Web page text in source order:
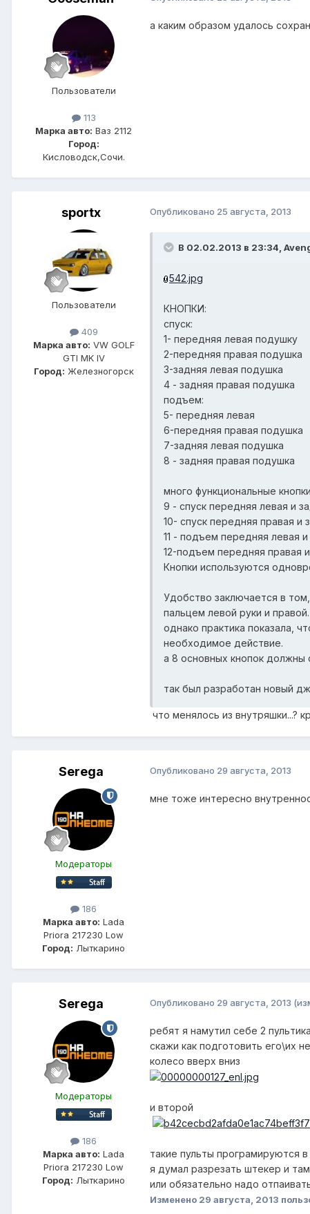
Пользователи
113
Марка авто: Ваз 2112
Город:
Кисловодск,Сочи.
а каким образом удалось
sportx
Пользователи
409
Марка авто: VW GOLF
GTI MK IV
Город: Железногорск
Опубликовано 25 августа, 2013
В 02.02.2013 в 23:34,
542.jpg
КНОПКИ:
спуск:
1- передняя левая подушку
2-передняя правая подушка
3-задняя левая подушка
4 - задняя правая подушка
подъем:
5- передняя левая
6-передняя правая подушка
7-задняя левая подушка
8 - задняя правая подушка
много функциональные
9 - спуск передняя левая и
10- спуск передняя правая и
11 - подъем передняя левая
12-подъем передняя правая
Кнопки используются
Удобство заключается в
пальцем левой руки и правой.
однако практика показала,
необходимое действие.
а 8 основных кнопок должны
так был разработан новый
что менялось из внутряшки...?
Serega
Модераторы
186
Марка авто: Lada
Priora 217230 Low
Город: Лыткарино
Опубликовано 29 августа, 2013
мне тоже интересно
Serega
Модераторы
186
Марка авто: Lada
Priora 217230 Low
Город: Лыткарино
Опубликовано 29 августа, 2013
ребят я намутил себе 2
скажи как подготовить его\их
колесо вверх вниз
и второй
такие пульты програмируются
я думал разрезать штекер и
или обязательно надо
Изменено 29 августа, 2013